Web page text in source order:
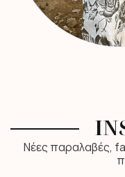
Νέες παραλαβές,